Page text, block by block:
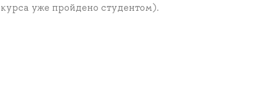
уже пройдено студентом).